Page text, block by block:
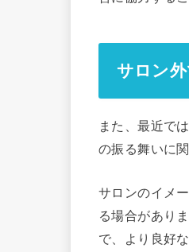
サロン
また、最近で
の振る舞いに
サロンのイメ
る場合があり
で、より良好